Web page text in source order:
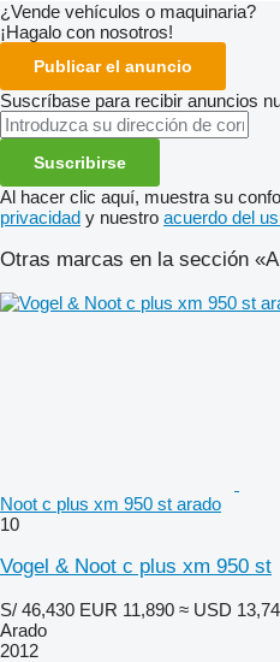
¿Vende vehículos o maquinaria?
¡Hagalo con nosotros!
Publicar el anuncio
Suscríbase para recibir anuncios
Suscribirse
Al hacer clic aquí, muestra su
privacidad y nuestro acuerdo del
Otras marcas en la sección
Noot c plus xm 950 st arado
10
Vogel & Noot c plus xm 950 st
S/ 46,430 EUR 11,890 ≈ USD
Arado
2012